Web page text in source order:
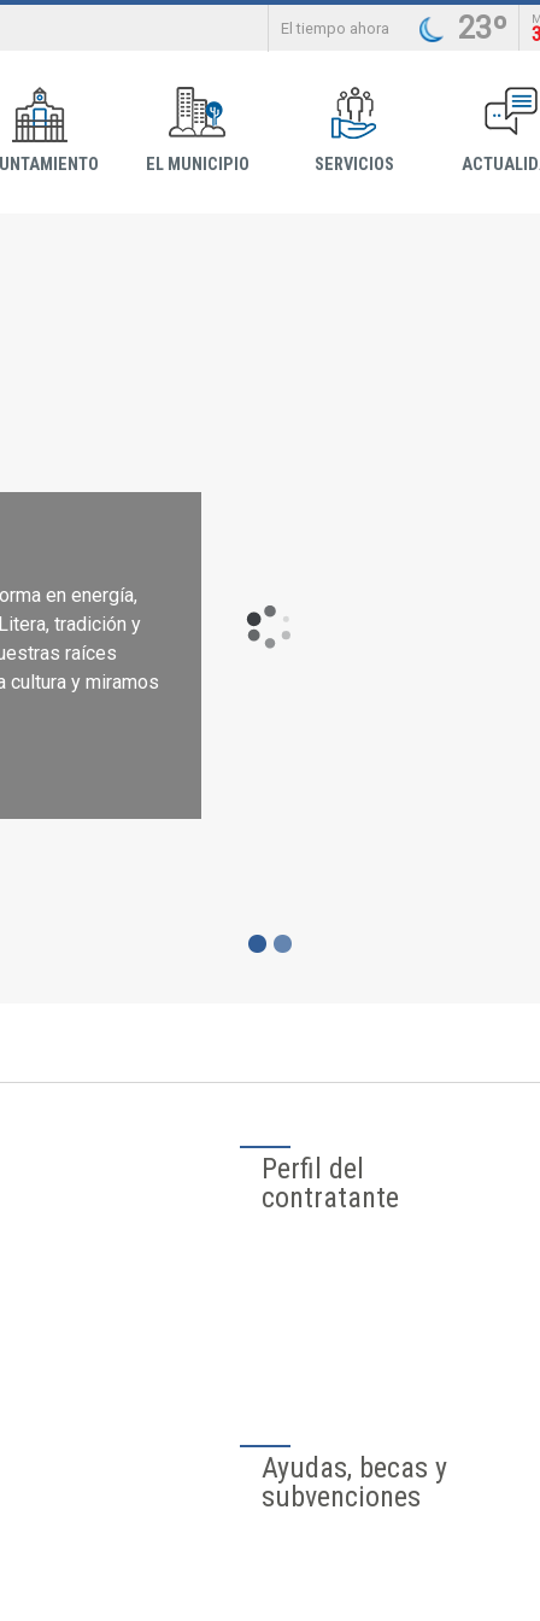
El tiempo ahora 23º
EL MUNICIPIO SERVICIOS
en energía,
tradición y
raíces
cultura y miramos
de la página web
_Agenda Urbana
Binéfar 2030
Portet-sur-
Garonne,